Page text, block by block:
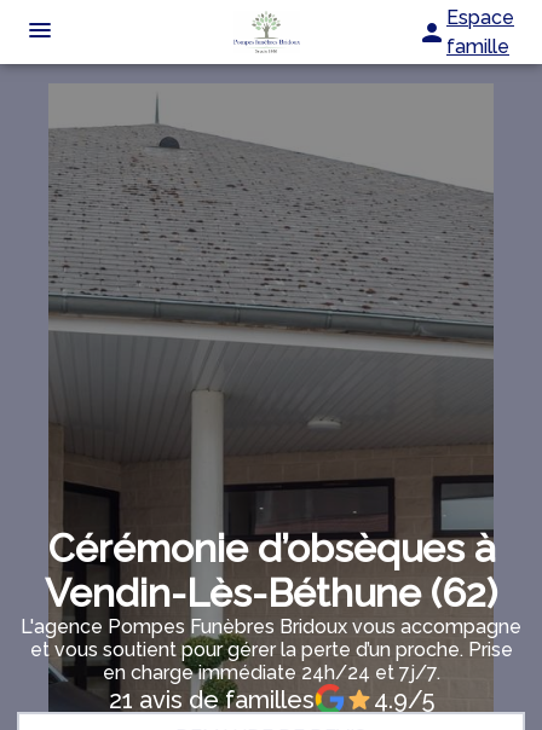
Espace
famille
ORGANISER DES OBSÈQUES
PRÉVOIR SES OBSÈQUES
MONUMENTS FUNÉRAIRES
NOTRE AGENCE
CHAMBRE FUNÉRAIRE
NOTRE HISTOIRE
SERVICES AUX FAMILLES
ESPACES HOMMAGES
Cérémonie d’obsèques à
Vendin-Lès-Béthune (62)
L'agence Pompes Funèbres Bridoux vous accompagne
et vous soutient pour gérer la perte d’un proche. Prise
en charge immédiate 24h/24 et 7j/7.
21 avis de familles 4.9/5